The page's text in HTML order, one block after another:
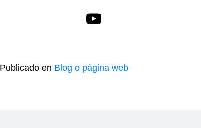
Publicado en Blog o página web